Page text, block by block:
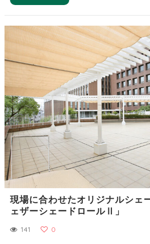
現場に合わせたオリジナルシェ
ェザーシェードロールⅡ」
141 0